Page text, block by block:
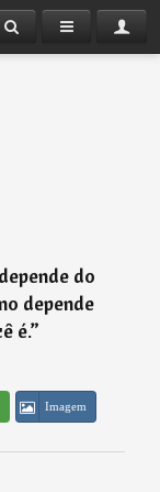
do
depende
é.”
Imagem